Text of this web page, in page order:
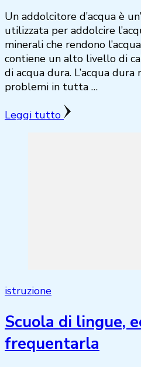
Un addolcitore d’acqua è
utilizzata per addolcire
minerali che rendono
contiene un alto livello di
di acqua dura. L’acqua
problemi in tutta …
Leggi tutto
istruzione
Scuola di lingue,
frequentarla